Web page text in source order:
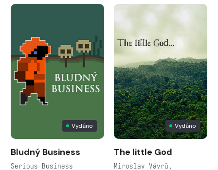
Vydáno
Bludný Business
Serious Business
Vydáno
The little God
Miroslav Vávrů,